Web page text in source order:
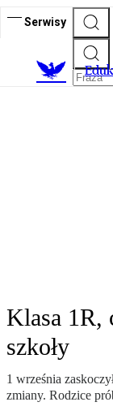
Serwisy
E
Klasa 1R,
szkoły
1 września
zmiany. Rodzice